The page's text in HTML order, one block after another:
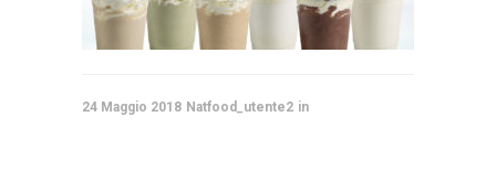
24 Maggio 2018 Natfood_utente2